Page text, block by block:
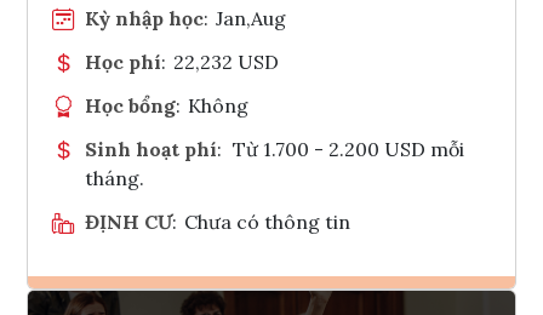
Kỳ nhập học: Jan,Aug
Học phí: 22,232 USD
Học bổng: Không
Sinh hoạt phí: Từ 1.700 - 2.200 USD mỗi
tháng.
ĐỊNH CƯ: Chưa có thông tin